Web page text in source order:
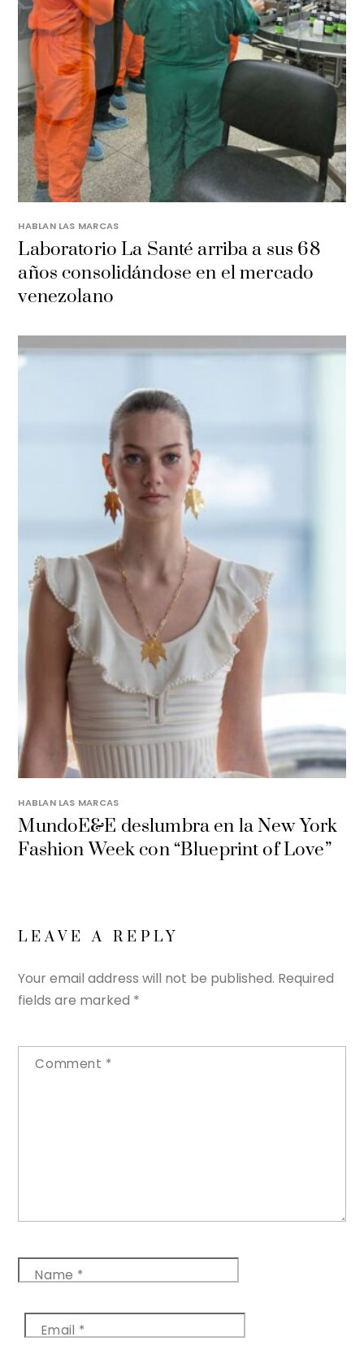
HABLAN LAS MARCAS
Laboratorio La Santé arriba a sus 68
años consolidándose en el mercado
venezolano
HABLAN LAS MARCAS
MundoE&E deslumbra en la New York
Fashion Week con “Blueprint of Love”
LEAVE A REPLY
Your email address will not be published. Required
fields are marked *
Comment *
Name *
Email *